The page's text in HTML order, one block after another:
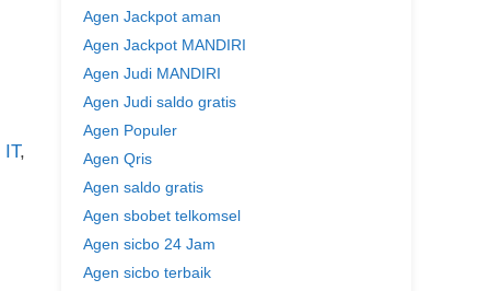
IT,
Agen Jackpot aman
Agen Jackpot MANDIRI
Agen Judi MANDIRI
Agen Judi saldo gratis
Agen Populer
Agen Qris
Agen saldo gratis
Agen sbobet telkomsel
Agen sicbo 24 Jam
Agen sicbo terbaik